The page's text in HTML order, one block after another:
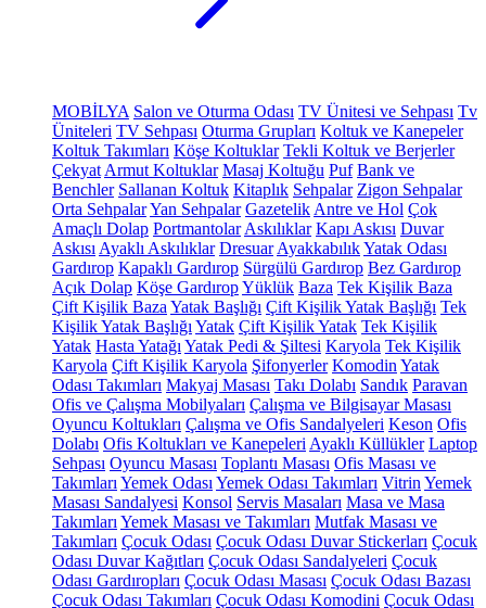
MOBİLYA Salon ve Oturma Odası TV Ünitesi ve Sehpası Tv
Üniteleri TV Sehpası Oturma Grupları Koltuk ve Kanepeler
Koltuk Takımları Köşe Koltuklar Tekli Koltuk ve Berjerler
Çekyat Armut Koltuklar Masaj Koltuğu Puf Bank ve
Benchler Sallanan Koltuk Kitaplık Sehpalar Zigon Sehpalar
Orta SehpalarYan Sehpalar Gazetelik Antre ve Hol Çok
Amaçlı Dolap Portmantolar Askılıklar Kapı Askısı Duvar
Askısı Ayaklı Askılıklar Dresuar AyakkabılıkYatak Odası
Gardırop Kapaklı Gardırop Sürgülü Gardırop Bez Gardırop
Açık Dolap Köşe GardıropYüklük Baza Tek Kişilik Baza
Çift Kişilik Baza Yatak Başlığı Çift Kişilik Yatak Başlığı Tek
Kişilik Yatak Başlığı Yatak Çift Kişilik Yatak Tek Kişilik
Yatak Hasta Yatağı Yatak Pedi & Şiltesi Karyola Tek Kişilik
Karyola Çift Kişilik Karyola Şifonyerler Komodin Yatak
Odası Takımları Makyaj Masası Takı Dolabı Sandık Paravan
Ofis ve Çalışma Mobilyaları Çalışma ve Bilgisayar Masası
Oyuncu Koltukları Çalışma ve Ofis Sandalyeleri Keson Ofis
Dolabı Ofis Koltukları ve Kanepeleri Ayaklı Küllükler Laptop
Sehpası Oyuncu Masası Toplantı Masası Ofis Masası ve
Takımları Yemek Odası Yemek Odası Takımları Vitrin Yemek
Masası Sandalyesi Konsol Servis Masaları Masa ve Masa
Takımları Yemek Masası ve Takımları Mutfak Masası ve
Takımları Çocuk Odası Çocuk Odası Duvar Stickerları Çocuk
Odası Duvar Kağıtları Çocuk Odası Sandalyeleri Çocuk
Odası Gardıropları Çocuk Odası Masası Çocuk Odası Bazası
Çocuk Odası Takımları Çocuk Odası Komodini Çocuk Odası